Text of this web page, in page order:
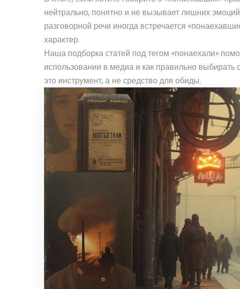
нейтрально, понятно и не вызывает лишних
разговорной речи иногда встречается
характер.
Наша подборка статей под тегом «понаехали»
использовании в медиа и как правильно выбирать
это инструмент, а не средство для обиды.